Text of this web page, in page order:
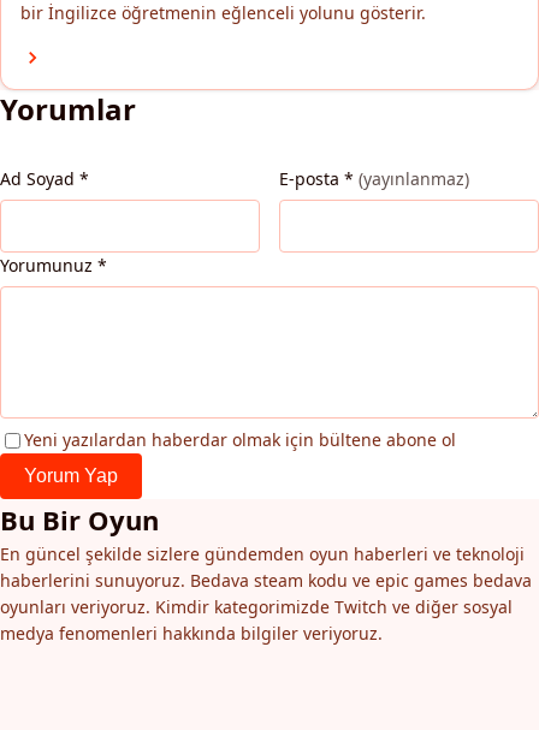
bir İngilizce öğretmenin eğlenceli yolunu gösterir.
Yorumlar
Ad Soyad * E-posta * (yayınlanmaz)
Yorumunuz *
Yeni yazılardan haberdar olmak için bültene abone ol
Yorum Yap
Bu Bir Oyun
En güncel şekilde sizlere gündemden oyun haberleri ve teknoloji
haberlerini sunuyoruz. Bedava steam kodu ve epic games bedava
oyunları veriyoruz. Kimdir kategorimizde Twitch ve diğer sosyal
medya fenomenleri hakkında bilgiler veriyoruz.